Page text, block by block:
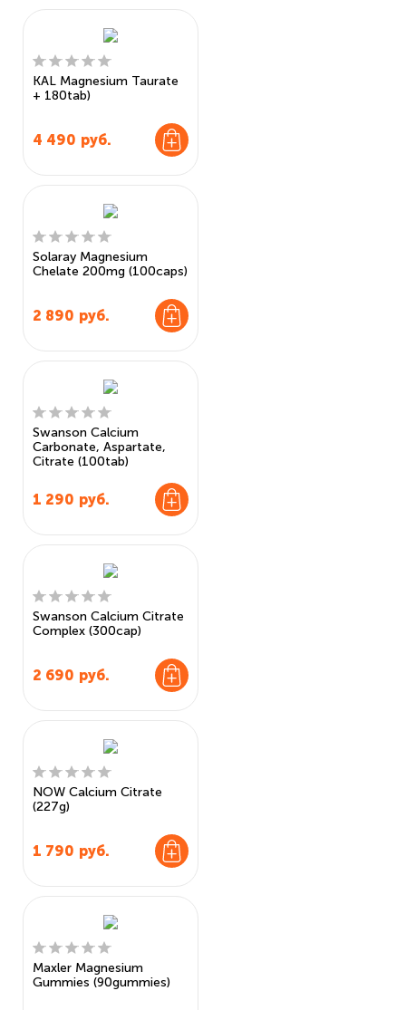
KAL Magnesium Taurate
+ 180tab)
4 490 руб.
Solaray Magnesium
Chelate 200mg (100caps)
2 890 руб.
Swanson Calcium
Carbonate, Aspartate,
Citrate (100tab)
1 290 руб.
Swanson Calcium Citrate
Complex (300cap)
2 690 руб.
NOW Calcium Citrate
(227g)
1 790 руб.
Maxler Magnesium
Gummies (90gummies)